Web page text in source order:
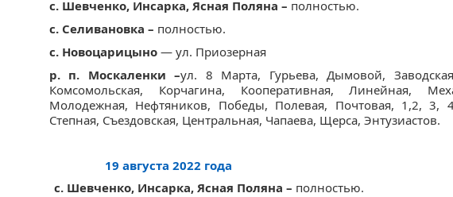
с. Шевченко, Инсарка, Ясная Поляна – полностью.
с. Селивановка – полностью.
с. Новоцарицыно — ул. Приозерная
р. п. Москаленки –ул. 8 Марта, Гурьева, Дымовой,
Комсомольская, Корчагина, Кооперативная, Линейная,
Молодежная, Нефтяников, Победы, Полевая, Почтовая, 1,2, 3,
Степная, Съездовская, Центральная, Чапаева, Щерса, Энтузиастов.
19 августа 2022 года
с. Шевченко, Инсарка, Ясная Поляна – полностью.